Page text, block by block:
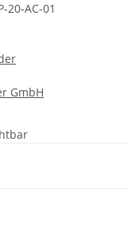
20-AC-01
GmbH